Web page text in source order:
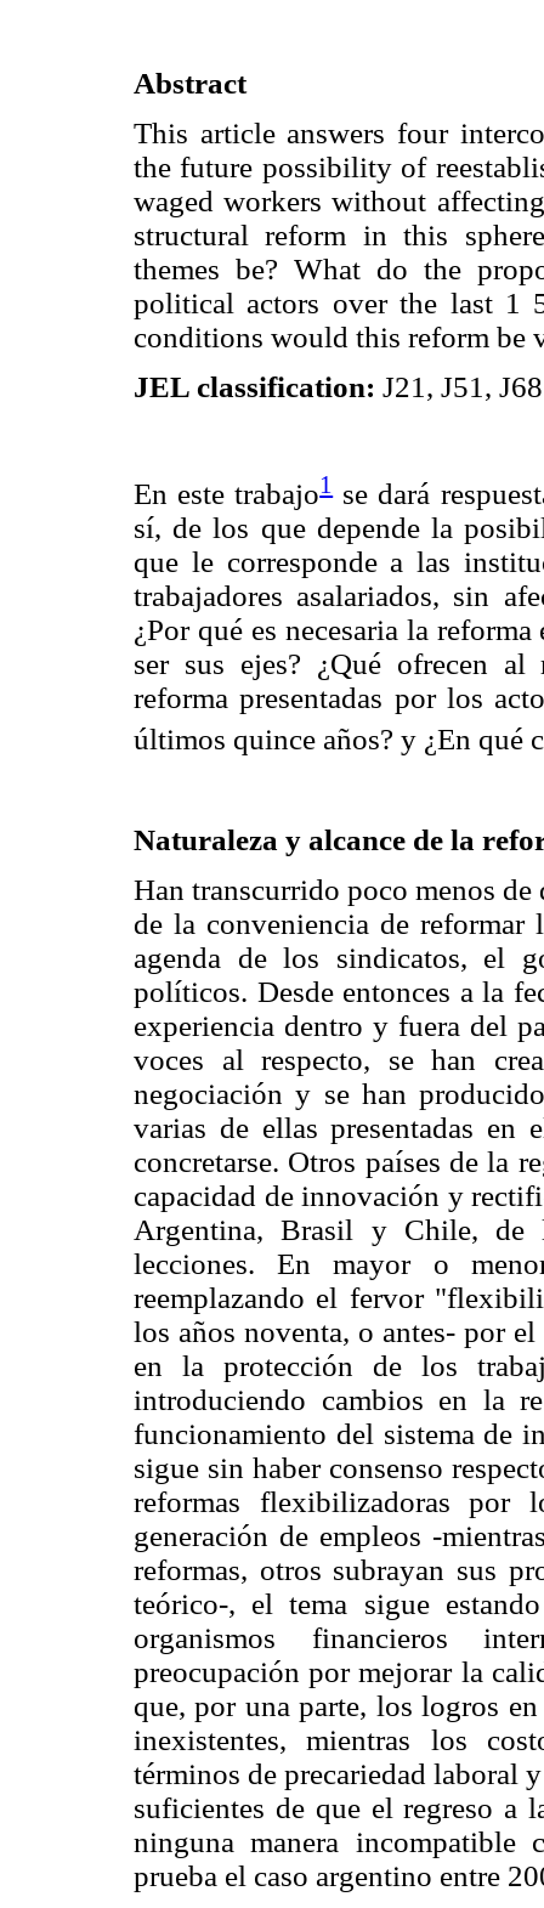
Abstract
This article answers four
the future possibility of
waged workers without
structural reform in this
themes be? What do the
political actors over the last 1
conditions would this reform be
JEL classification: J21, J51,
En este trabajo1se dará
sí, de los que depende la
que le corresponde a las
trabajadores asalariados, sin
¿Por qué es necesaria la
ser sus ejes? ¿Qué ofrecen
reforma presentadas por los
últimos quince años? y ¿En qué
Naturaleza y alcance de la
Han transcurrido poco menos de
de la conveniencia de
agenda de los sindicatos, el
políticos. Desde entonces a la
experiencia dentro y fuera del
voces al respecto, se han
negociación y se han
varias de ellas presentadas
concretarse. Otros países de la
capacidad de innovación y
Argentina, Brasil y Chile, de
lecciones. En mayor o
reemplazando el fervor
los años noventa, o antes- por
en la protección de los
introduciendo cambios en la
funcionamiento del sistema de
sigue sin haber consenso
reformas flexibilizadoras
generación de empleos -
reformas, otros subrayan sus
teórico-, el tema sigue
organismos financieros
preocupación por mejorar la
que, por una parte, los logros
inexistentes, mientras los
términos de precariedad laboral
suficientes de que el regreso a
ninguna manera
prueba el caso argentino entre